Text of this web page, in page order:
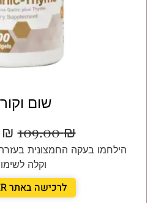
שום
109.00₪
₪
הילחמו בעקה החמצונית
וקלה
לרכישה באתר FOREVER